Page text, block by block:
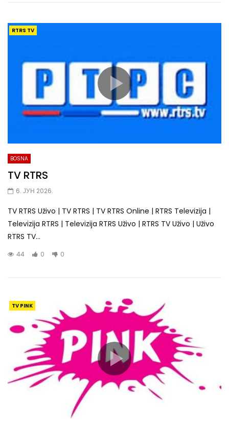
RTRS TV
BOSNA
TV RTRS
6. ЈУН 2026.
TV RTRS Uživo | TV RTRS | TV RTRS Online | RTRS Televizija |
Televizija RTRS | Televizija RTRS Uživo | RTRS TV Uživo | Uživo
RTRS TV...
44 0 0
TV PINK